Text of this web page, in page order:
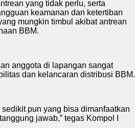
yang tidak perlu, serta
keamanan dan ketertiban
mungkin timbul akibat antrean
BBM.
anggota di lapangan sangat
dan kelancaran distribusi BBM.
pun yang bisa dimanfaatkan
jawab,” tegas Kompol I